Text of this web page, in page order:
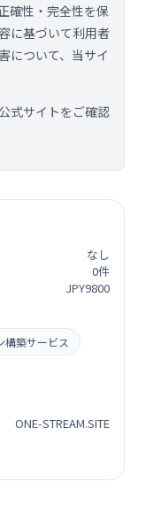
確性・完全性を保
に基づいて利用者
について、当サイ
式サイトをご確認
なし
0件
JPY9800
構築サービス
ONE-STREAM.SITE